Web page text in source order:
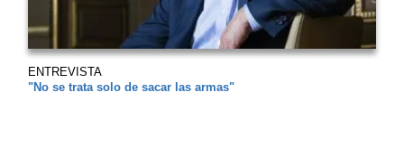
ENTREVISTA
"No se trata solo de sacar las armas"